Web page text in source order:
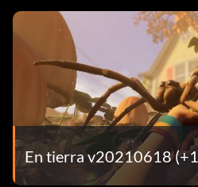
En tierra v20210618